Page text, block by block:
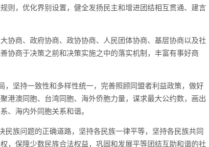
则，优化界别设置，健全发扬民主和增进团结相互贯通、建言
协商、政府协商、政协协商、人民团体协商、基层协商以及社
协商于决策之前和决策实施之中的落实机制，丰富有事好商
坚持一致性和多样性统一，完善照顾同盟者利益政策，做好
港澳同胞、台湾同胞、海外侨胞力量，谋求最大公约数，画出
、海内外同胞关系和谐。
族问题的正确道路，坚持各民族一律平等，坚持各民族共同
，保障少数民族合法权益，巩固和发展平等团结互助和谐的社